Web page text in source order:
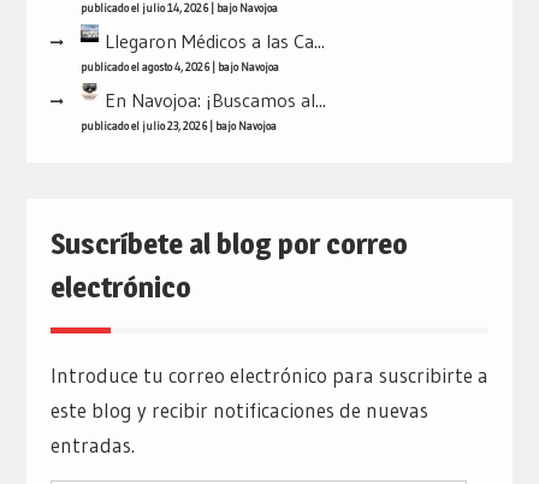
publicado el julio 14, 2026| bajoNavojoa
Llegaron Médicos a las Ca...
publicado el agosto 4, 2026| bajoNavojoa
En Navojoa: ¡Buscamos al...
publicado el julio 23, 2026| bajoNavojoa
Suscríbete al blog por correo
electrónico
Introduce tu correo electrónico para suscribirte a
este blog y recibir notificaciones de nuevas
entradas.